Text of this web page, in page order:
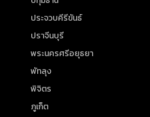
ประจวบคีรีขันธ์
ปราจีนบุรี
พระนครศรีอยุธยา
พัทลุง
พิจิตร
ภูเก็ต